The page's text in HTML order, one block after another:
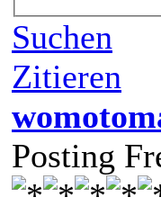
Suchen
Zitieren
Posting